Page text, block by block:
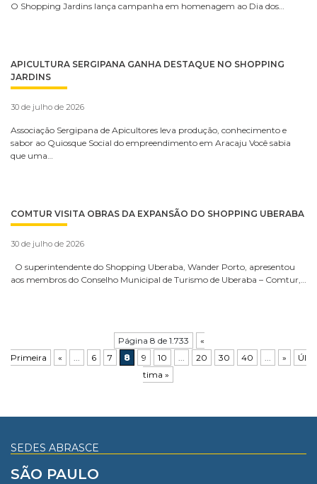
O Shopping Jardins lança campanha em homenagem ao Dia dos…
APICULTURA SERGIPANA GANHA DESTAQUE NO SHOPPING
JARDINS
30 de julho de 2026
Associação Sergipana de Apicultores leva produção, conhecimento e
sabor ao Quiosque Social do empreendimento em Aracaju Você sabia
que uma…
COMTUR VISITA OBRAS DA EXPANSÃO DO SHOPPING UBERABA
30 de julho de 2026
O superintendente do Shopping Uberaba, Wander Porto, apresentou
aos membros do Conselho Municipal de Turismo de Uberaba – Comtur,…
Página 8 de 1.733
«
Primeira
« ... 6 7 8 9 10 ... 20 30 40 ... »
Úl
tima »
SEDES ABRASCE
SÃO PAULO